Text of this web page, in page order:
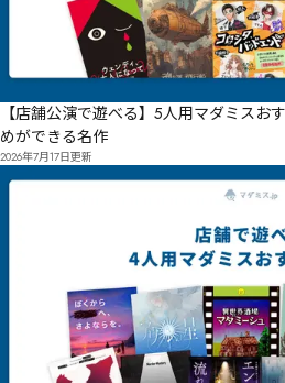
【店舗公演で遊べる】5人用マダミスお
めができる名作
2026年7月17日更新